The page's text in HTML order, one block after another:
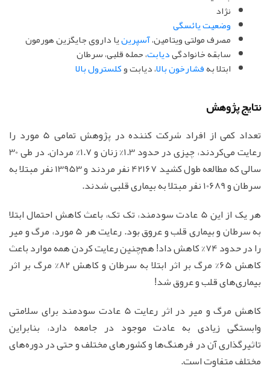
نژاد
وضعیت یائسگی
مصرف مولتی ویتامین،آسپرینیا داروی جایگزین هورمون
سابقه خانوادگیدیابت، حمله قلبی، سرطان
ابتلا بهفشارخون بالا، دیابت وکلسترول بالا
نتایج پژوهش
تعداد کمی از افراد شرکت کننده در پژوهش تمامی 5 مورد را
رعایت می‌کردند، چیزی در حدود 1.3% زنان و 1.7% مردان. در طی 30
سالی که مطالعه طول کشید 42167 نفر مردند و 13953 نفر مبتلا به
سرطان و 10689 نفر مبتلا به بیماری قلبی شدند.
هر یک از این 5 عادت سودمند، تک تک، باعث کاهش احتمال ابتلا
به سرطان و بیماری قلب و عروق بود. رعایت هر 5 مورد، مرگ و میر
را در حدود 74% کاهش داد! هم‌چنین رعایت کردن همه موارد باعث
کاهش 65% مرگ بر اثر ابتلا به سرطان و کاهش 82% مرگ بر اثر
بیماری‌های قلب و عروق شد!
کاهش مرگ و میر در اثر رعایت 5 عادت سودمند برای سلامتی
وابستگی زیادی به عادت موجود در جامعه دارد، بنابراین
تاثیرگذاری آن در فرهنگ‌ها و کشورهای مختلف و حتی در دوره‌های
مختلف متفاوت است.